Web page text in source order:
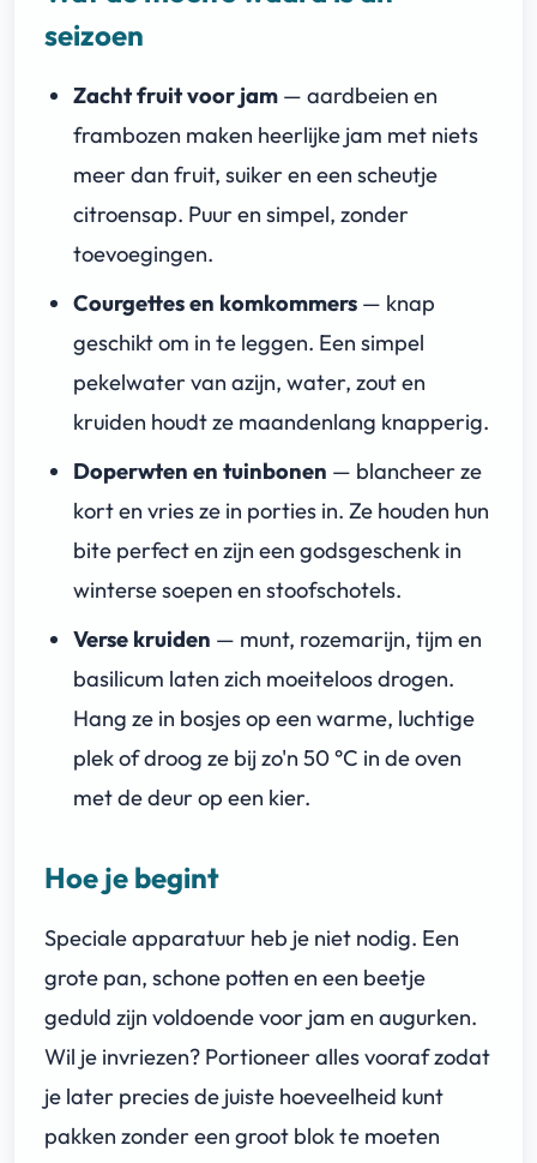
seizoen
Zacht fruit voor jam — aardbeien en
frambozen maken heerlijke jam met niets
meer dan fruit, suiker en een scheutje
citroensap. Puur en simpel, zonder
toevoegingen.
Courgettes en komkommers — knap
geschikt om in te leggen. Een simpel
pekelwater van azijn, water, zout en
kruiden houdt ze maandenlang knapperig.
Doperwten en tuinbonen — blancheer ze
kort en vries ze in porties in. Ze houden hun
bite perfect en zijn een godsgeschenk in
winterse soepen en stoofschotels.
Verse kruiden — munt, rozemarijn, tijm en
basilicum laten zich moeiteloos drogen.
Hang ze in bosjes op een warme, luchtige
plek of droog ze bij zo'n 50 °C in de oven
met de deur op een kier.
Hoe je begint
Speciale apparatuur heb je niet nodig. Een
grote pan, schone potten en een beetje
geduld zijn voldoende voor jam en augurken.
Wil je invriezen? Portioneer alles vooraf zodat
je later precies de juiste hoeveelheid kunt
pakken zonder een groot blok te moeten